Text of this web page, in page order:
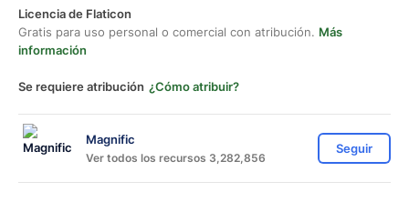
Licencia de Flaticon
Gratis para uso personal o comercial con atribución. Más
información
Se requiere atribución ¿Cómo atribuir?
Magnific
Ver todos los recursos 3,282,856
Seguir